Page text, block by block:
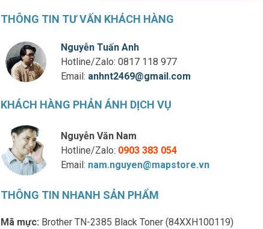
THÔNG TIN TƯ VẤN KHÁCH HÀNG
Nguyễn Tuấn Anh
Hotline/Zalo: 0817 118 977
Email: anhnt2469@gmail.com
KHÁCH HÀNG PHẢN ÁNH DỊCH VỤ
Nguyễn Văn Nam
Hotline/Zalo: 0903 383 054
Email: nam.nguyen@mapstore.vn
THÔNG TIN NHANH SẢN PHẨM
Mã mực: Brother TN-2385 Black Toner (84XXH100119)